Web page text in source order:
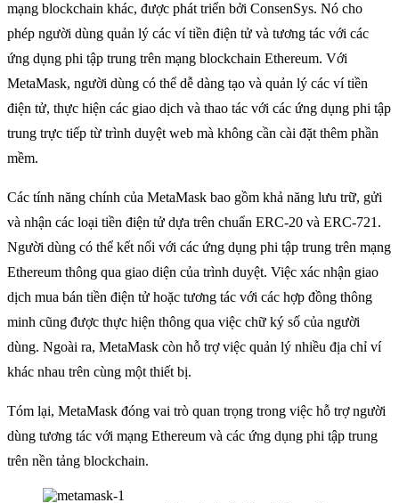
mạng blockchain khác, được phát triển bởi ConsenSys. Nó cho
phép người dùng quản lý các ví tiền điện tử và tương tác với các
ứng dụng phi tập trung trên mạng blockchain Ethereum. Với
MetaMask, người dùng có thể dễ dàng tạo và quản lý các ví tiền
điện tử, thực hiện các giao dịch và thao tác với các ứng dụng phi tập
trung trực tiếp từ trình duyệt web mà không cần cài đặt thêm phần
mềm.
Các tính năng chính của MetaMask bao gồm khả năng lưu trữ, gửi
và nhận các loại tiền điện tử dựa trên chuẩn ERC-20 và ERC-721.
Người dùng có thể kết nối với các ứng dụng phi tập trung trên mạng
Ethereum thông qua giao diện của trình duyệt. Việc xác nhận giao
dịch mua bán tiền điện tử hoặc tương tác với các hợp đồng thông
minh cũng được thực hiện thông qua việc chữ ký số của người
dùng. Ngoài ra, MetaMask còn hỗ trợ việc quản lý nhiều địa chỉ ví
khác nhau trên cùng một thiết bị.
Tóm lại, MetaMask đóng vai trò quan trọng trong việc hỗ trợ người
dùng tương tác với mạng Ethereum và các ứng dụng phi tập trung
trên nền tảng blockchain.